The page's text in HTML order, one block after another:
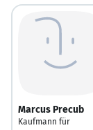
Marcus Precub
Kaufmann für